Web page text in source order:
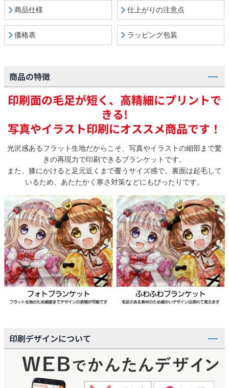
商品仕様 仕上がりの注意点
価格表 ラッピング包装
商品の特徴
印刷面の毛足が短く、高精細にプリントで
きる!
写真やイラスト印刷にオススメ商品です！
光沢感あるフラット生地だからこそ、写真やイラストの細部まで驚
きの再現力で印刷できるブランケットです。
また、膝にかけると足元近くまで覆うサイズ感で、裏面は起毛して
いるため、あたたかく寒さ対策などにもぴったりです。
印刷デザインについて